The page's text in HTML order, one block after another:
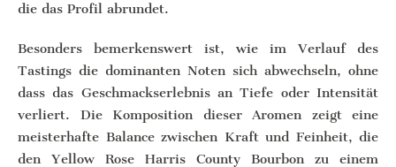
die das Profil abrundet.
Besonders bemerkenswert ist, wie im Verlauf des
Tastings die dominanten Noten sich abwechseln, ohne
dass das Geschmackserlebnis an Tiefe oder Intensität
verliert. Die Komposition dieser Aromen zeigt eine
meisterhafte Balance zwischen Kraft und Feinheit, die
den Yellow Rose Harris County Bourbon zu einem